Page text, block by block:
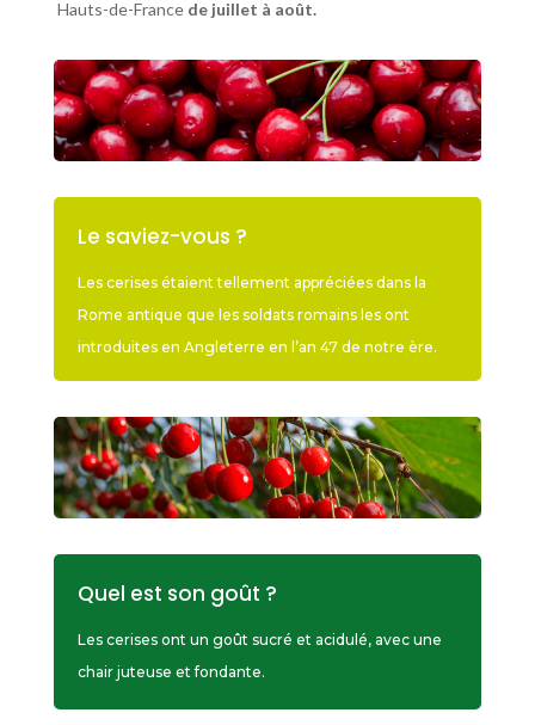
Hauts-de-France de juillet à août.
Le saviez-vous ?
Les cerises étaient tellement appréciées dans la
Rome antique que les soldats romains les ont
introduites en Angleterre en l’an 47 de notre ère.
Quel est son goût ?
Les cerises ont un goût sucré et acidulé, avec une
chair juteuse et fondante.